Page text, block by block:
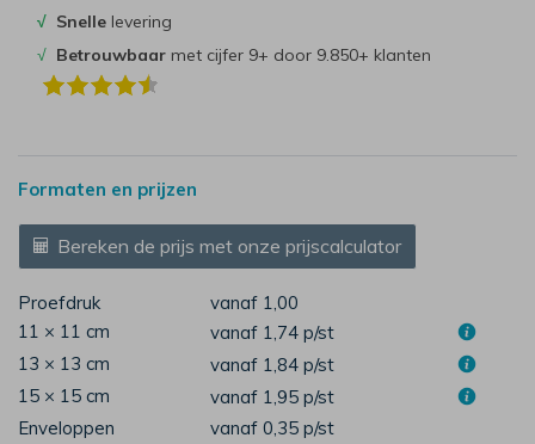
√ Snelle levering
√ Betrouwbaar met cijfer 9+ door 9.850+ klanten
Formaten en prijzen
Bereken de prijs met onze prijscalculator
Proefdruk
vanaf 1,00
11 × 11 cm
vanaf 1,74 p/st
13 × 13 cm
vanaf 1,84 p/st
15 × 15 cm
vanaf 1,95 p/st
Enveloppen
vanaf 0,35 p/st